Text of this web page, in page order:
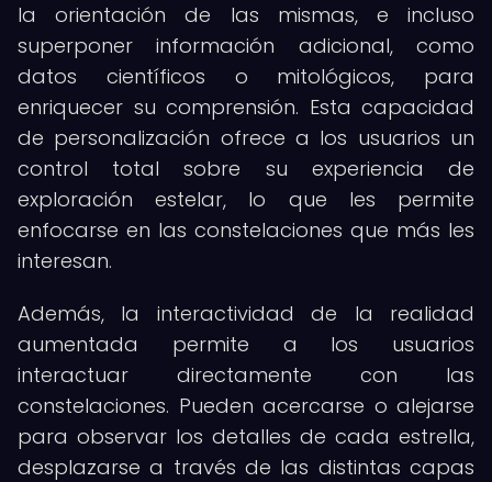
la orientación de las mismas, e incluso
superponer información adicional, como
datos científicos o mitológicos, para
enriquecer su comprensión. Esta capacidad
de personalización ofrece a los usuarios un
control total sobre su experiencia de
exploración estelar, lo que les permite
enfocarse en las constelaciones que más les
interesan.
Además, la interactividad de la realidad
aumentada permite a los usuarios
interactuar directamente con las
constelaciones. Pueden acercarse o alejarse
para observar los detalles de cada estrella,
desplazarse a través de las distintas capas